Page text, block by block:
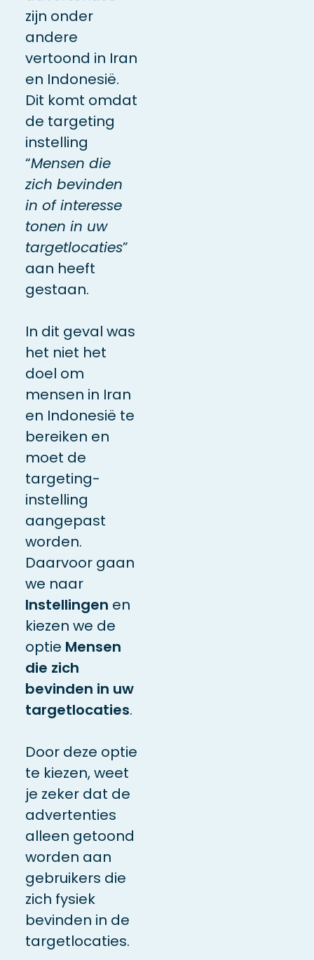
zijn onder
andere
vertoond in Iran
en Indonesië.
Dit komt omdat
de targeting
instelling
“Mensen die
zich bevinden
in of interesse
tonen in uw
targetlocaties”
aan heeft
gestaan.
In dit geval was
het niet het
doel om
mensen in Iran
en Indonesië te
bereiken en
moet de
targeting-
instelling
aangepast
worden.
Daarvoor gaan
we naar
Instellingen en
kiezen we de
optie Mensen
die zich
bevinden in uw
targetlocaties.
Door deze optie
te kiezen, weet
je zeker dat de
advertenties
alleen getoond
worden aan
gebruikers die
zich fysiek
bevinden in de
targetlocaties.